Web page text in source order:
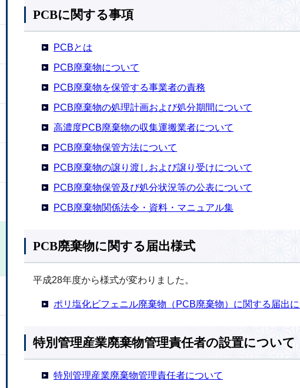
PCBに関する事項
PCBとは
PCB廃棄物について
PCB廃棄物を保管する事業者の責務
PCB廃棄物の処理計画および処分期間について
高濃度PCB廃棄物の収集運搬業者について
PCB廃棄物保管方法について
PCB廃棄物の譲り渡しおよび譲り受けについて
PCB廃棄物保管及び処分状況等の公表について
PCB廃棄物関係法令・資料・マニュアル集
PCB廃棄物に関する届出様式
平成28年度から様式が変わりました。
ポリ塩化ビフェニル廃棄物（PCB廃棄物）に関する届出
特別管理産業廃棄物管理責任者の設置について
特別管理産業廃棄物管理責任者について